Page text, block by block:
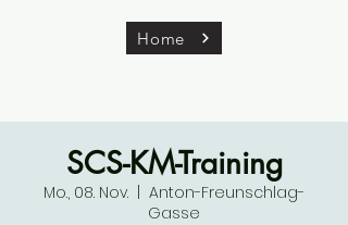
Home
SCS-KM-Training
Mo., 08. Nov.
Anton-Freunschlag-
Gasse